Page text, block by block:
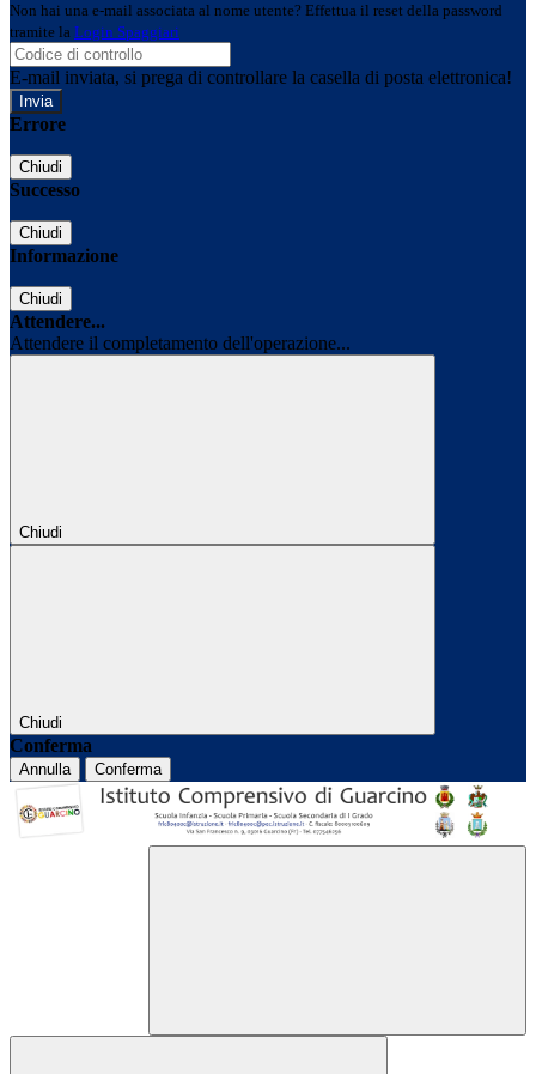
Non hai una e-mail associata al nome utente? Effettua il reset della password
tramite la Login Spaggiari
E-mail inviata, si prega di controllare la casella di posta elettronica!
Errore
Chiudi
Successo
Chiudi
Informazione
Chiudi
Attendere...
Attendere il completamento dell'operazione...
Chiudi
Chiudi
Conferma
Annulla Conferma